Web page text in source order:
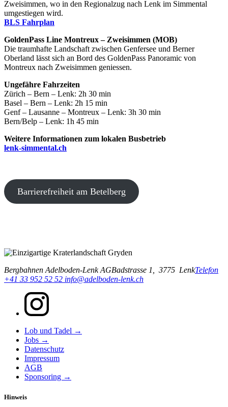
Zweisimmen, wo in den Regionalzug nach Lenk im Simmental
umgestiegen wird.
BLS Fahrplan
GoldenPass Line Montreux – Zweisimmen (MOB)
Die traumhafte Landschaft zwischen Genfersee und Berner
Oberland lässt sich an Bord des GoldenPass Panoramic von
Montreux nach Zweisimmen geniessen.
Ungefähre Fahrzeiten
Zürich – Bern – Lenk: 2h 30 min
Basel – Bern – Lenk: 2h 15 min
Genf – Lausanne – Montreux – Lenk: 3h 30 min
Bern/Belp – Lenk: 1h 45 min
Weitere Informationen zum lokalen Busbetrieb
lenk-simmental.ch
Barrierefreiheit am Betelberg
Bergbahnen Adelboden-Lenk AGBadstrasse 1, 3775 LenkTelefon
+41 33 952 52 52 info@adelboden-lenk.ch
Lob und Tadel →
Jobs →
Datenschutz
Impressum
AGB
Sponsoring →
Hinweis